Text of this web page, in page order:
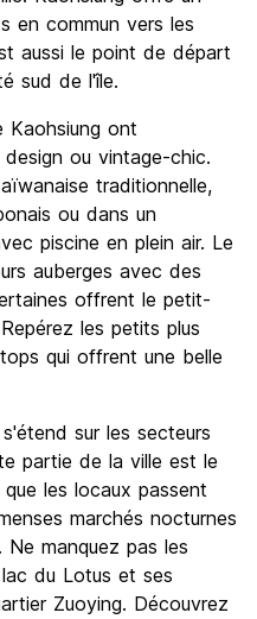
en commun vers les
aussi le point de départ
sud de l'île.
Kaohsiung ont
ou vintage-chic.
traditionnelle,
ou dans un
piscine en plein air. Le
auberges avec des
offrent le petit-
les petits plus
qui offrent une belle
sur les secteurs
partie de la ville est le
les locaux passent
marchés nocturnes
manquez pas les
du Lotus et ses
Zuoying. Découvrez